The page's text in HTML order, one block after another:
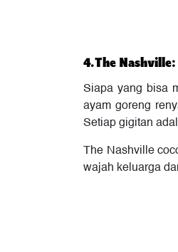
4. The
Siapa yang bisa
ayam goreng
Setiap gigitan
The Nashville
wajah keluarga